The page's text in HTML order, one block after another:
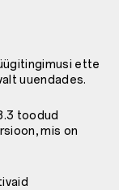
ette
uuendades.
toodud
mis on